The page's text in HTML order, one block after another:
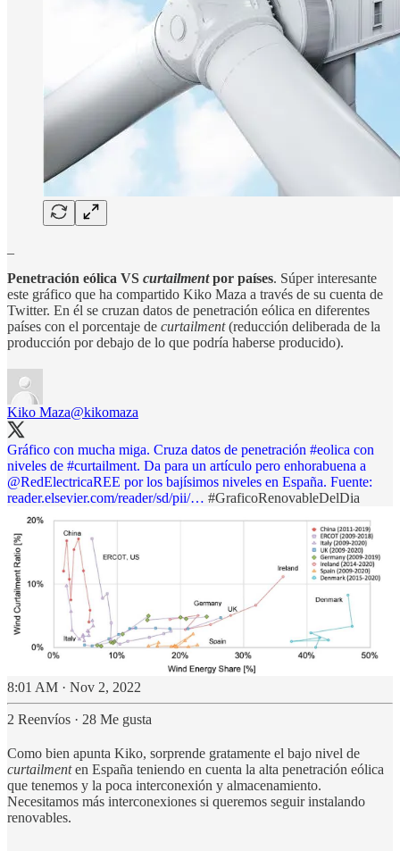
Penetración eólica VS curtailmentpor países. Súper interesante
este gráfico que ha compartido Kiko Maza a través de su cuenta de
Twitter. En él se cruzan datos de penetración eólica en diferentes
países con el porcentaje de curtailment(reducción deliberada de la
producción por debajo de lo que podría haberse producido).
Kiko Maza@kikomaza
Gráfico con mucha miga. Cruza datos de penetración #eolica con
niveles de #curtailment. Da para un artículo pero enhorabuena a
@RedElectricaREE por los bajísimos niveles en España. Fuente:
reader.elsevier.com/reader/sd/pii/… #GraficoRenovableDelDia
8:01 AM · Nov 2, 2022
2 Reenvíos · 28 Me gusta
Como bien apunta Kiko, sorprende gratamente el bajo nivel de
curtailmenten España teniendo en cuenta la alta penetración eólica
que tenemos y la poca interconexión y almacenamiento.
Necesitamos más interconexiones si queremos seguir instalando
renovables.